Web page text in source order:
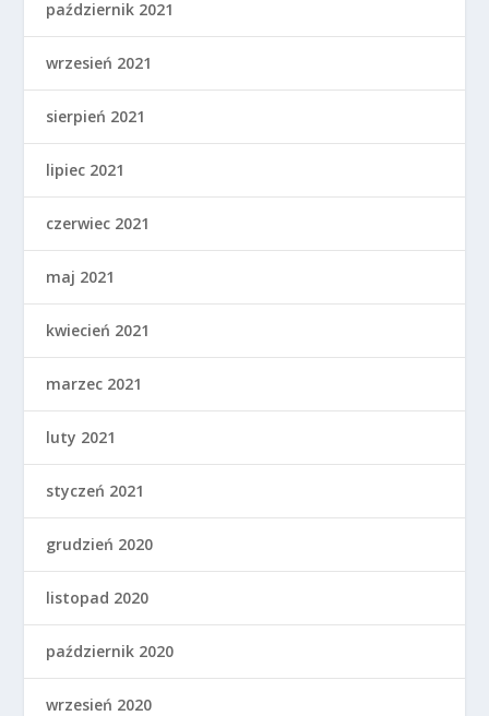
październik 2021
wrzesień 2021
sierpień 2021
lipiec 2021
czerwiec 2021
maj 2021
kwiecień 2021
marzec 2021
luty 2021
styczeń 2021
grudzień 2020
listopad 2020
październik 2020
wrzesień 2020